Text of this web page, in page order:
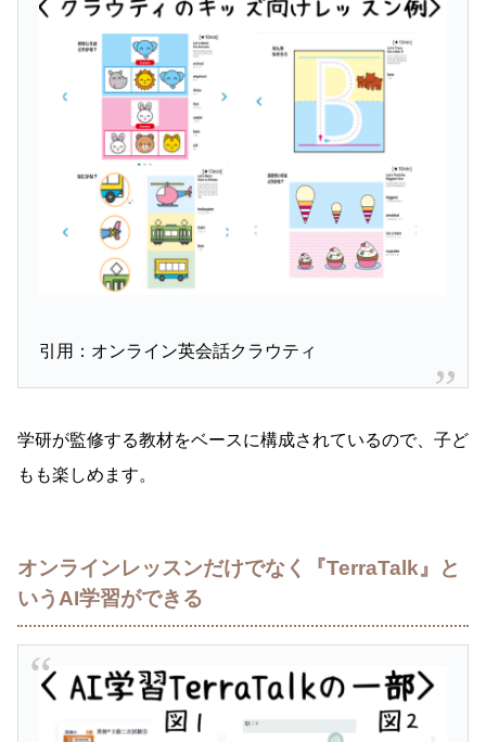
引用：オンライン英会話クラウティ
学研が監修する教材をベースに構成されているので、子ど
もも楽しめます。
オンラインレッスンだけでなく『TerraTalk』と
いうAI学習ができる